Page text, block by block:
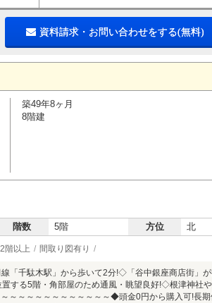
資料請求・お問い合わせをする(無料)
築49年8ヶ月
8階建
階数 5階 方位 北
2階以上 間取り図有り
千駄木駅」から歩いて2分!◇「谷中銀座商店街」
する5階・角部屋のため通風・眺望良好!◇根津神社
～～～～～～～～～～～～◆頭金0円から購入可!長